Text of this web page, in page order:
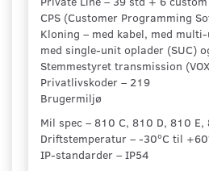
CPS (Customer Programming
Kloning – med kabel, med
med single-unit oplader (SUC)
Stemmestyret transmission
Privatlivskoder – 219
Brugermiljø
Mil spec – 810 C, 810 D, 810
Driftstemperatur – -30ºC til
IP-standarder – IP54